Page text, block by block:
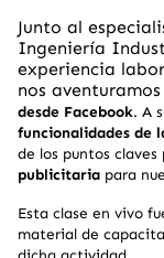
Junto al
Ingeniería
experiencia
nos aventuramos
desde Facebook. A
funcionalidades de
de los puntos claves
publicitaria para
Esta clase en vivo
material de